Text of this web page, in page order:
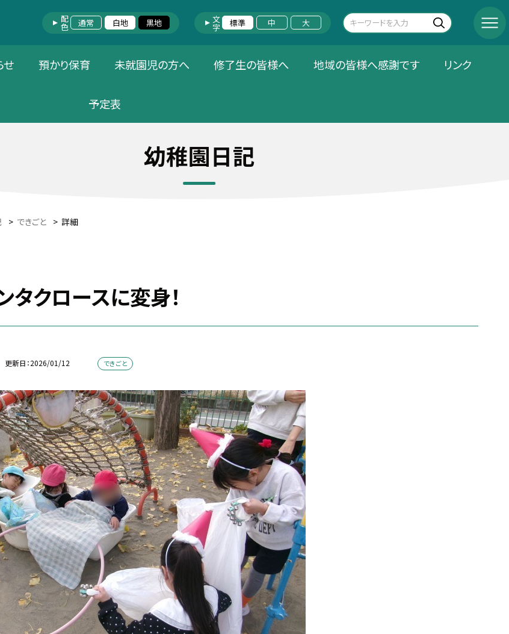
配色 通常 白地 黒地 文字 標準 中 大
せ 預かり保育 未就園児の方へ 修了生の皆様へ 地域の皆様へ感謝です リンク
予定表
幼稚園日記
> できごと > 詳細
クロースに変身！
更新日 2026/01/12 できごと